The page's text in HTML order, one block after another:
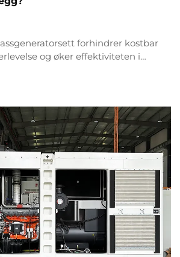
forhindrer kostbar
og øker effektiviteten i